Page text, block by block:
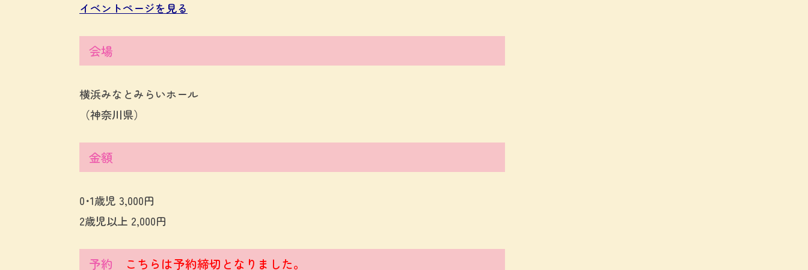
イベントページを見る
会場
横浜みなとみらいホール
（神奈川県）
金額
0･1歳児 3,000円
2歳児以上 2,000円
予約 こちらは予約締切となりました。